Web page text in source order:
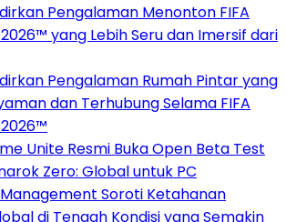
Pengalaman Menonton FIFA
yang Lebih Seru dan Imersif dari
Pengalaman Rumah Pintar yang
dan Terhubung Selama FIFA
Unite Resmi Buka Open Beta Test
Zero: Global untuk PC
Management Soroti Ketahanan
di Tengah Kondisi yang Semakin